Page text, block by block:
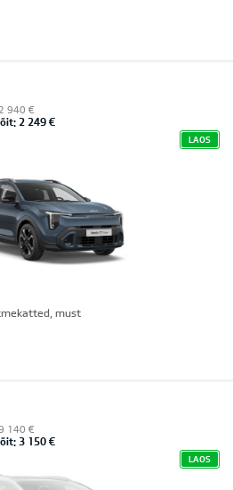
940 €
2 249 €
LAOS
must
140 €
3 150 €
LAOS